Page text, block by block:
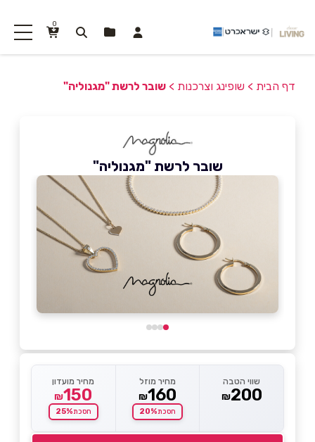
0
דף הבית > שופינג וצרכנות > שובר לרשת "מגנוליה"
שובר לרשת "מגנוליה"
שווי הטבה
₪200
מחיר מוזל
₪160
חסכת20%
מחיר מועדון
₪150
חסכת25%